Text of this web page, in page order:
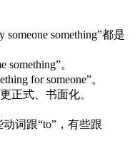
someone something”都是
。
for someone”。
正式、书面化。
词跟“to”，有些跟